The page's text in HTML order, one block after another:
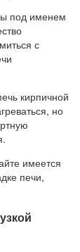
под именем
с
кирпичной
но
имеется
печи,